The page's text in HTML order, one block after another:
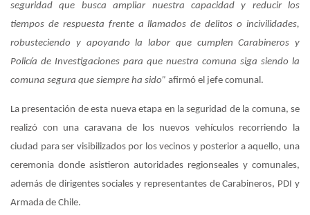
seguridad que busca ampliar nuestra capacidad y reducir los
tiempos de respuesta frente a llamados de delitos o incivilidades,
robusteciendo y apoyando la labor que cumplen Carabineros y
Policía de Investigaciones para que nuestra comuna siga siendo la
comuna segura que siempre ha sido” afirmó el jefe comunal.
La presentación de esta nueva etapa en la seguridad de la comuna, se
realizó con una caravana de los nuevos vehículos recorriendo la
ciudad para ser visibilizados por los vecinos y posterior a aquello, una
ceremonia donde asistieron autoridades regionseales y comunales,
además de dirigentes sociales y representantes de Carabineros, PDI y
Armada de Chile.